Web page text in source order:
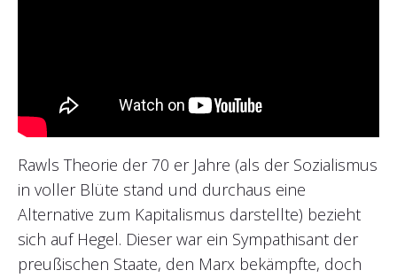
Rawls Theorie der 70 er Jahre (als der Sozialismus
in voller Blüte stand und durchaus eine
Alternative zum Kapitalismus darstellte) bezieht
sich auf Hegel. Dieser war ein Sympathisant der
preußischen Staate, den Marx bekämpfte, doch